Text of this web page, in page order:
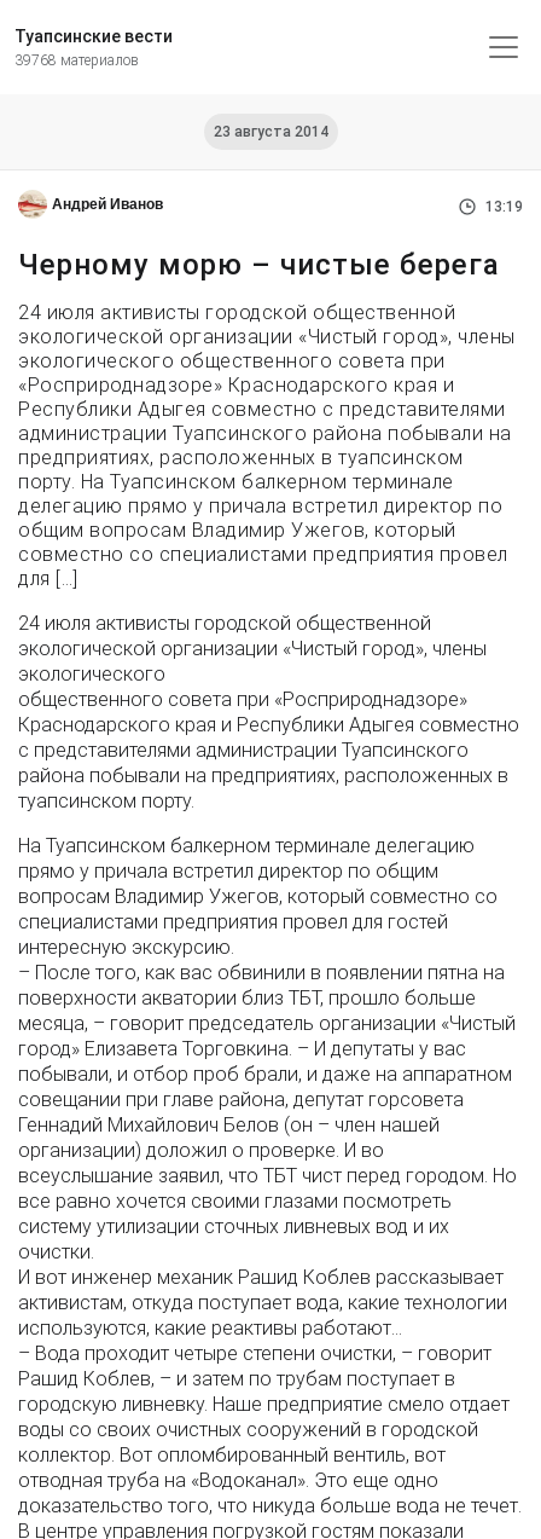
Туапсинские вести
39768 материалов
23 августа 2014
Андрей Иванов 13:19
Черному морю – чистые берега
24 июля активисты городской общественной
экологической организации «Чистый город», члены
экологического общественного совета при
«Росприроднадзоре» Краснодарского края и
Республики Адыгея совместно с представителями
администрации Туапсинского района побывали на
предприятиях, расположенных в туапсинском
порту. На Туапсинском балкерном терминале
делегацию прямо у причала встретил директор по
общим вопросам Владимир Ужегов, который
совместно со специалистами предприятия провел
для […]
24 июля активисты городской общественной
экологической организации «Чистый город», члены
экологического
общественного совета при «Росприроднадзоре»
Краснодарского края и Республики Адыгея совместно
с представителями администрации Туапсинского
района побывали на предприятиях, расположенных в
туапсинском порту.
На Туапсинском балкерном терминале делегацию
прямо у причала встретил директор по общим
вопросам Владимир Ужегов, который совместно со
специалистами предприятия провел для гостей
интересную экскурсию.
– После того, как вас обвинили в появлении пятна на
поверхности акватории близ ТБТ, прошло больше
месяца, – говорит председатель организации «Чистый
город» Елизавета Торговкина. – И депутаты у вас
побывали, и отбор проб брали, и даже на аппаратном
совещании при главе района, депутат горсовета
Геннадий Михайлович Белов (он – член нашей
организации) доложил о проверке. И во
всеуслышание заявил, что ТБТ чист перед городом. Но
все равно хочется своими глазами посмотреть
систему утилизации сточных ливневых вод и их
очистки.
И вот инженер механик Рашид Коблев рассказывает
активистам, откуда поступает вода, какие технологии
используются, какие реактивы работают…
– Вода проходит четыре степени очистки, – говорит
Рашид Коблев, – и затем по трубам поступает в
городскую ливневку. Наше предприятие смело отдает
воды со своих очистных сооружений в городской
коллектор. Вот опломбированный вентиль, вот
отводная труба на «Водоканал». Это еще одно
доказательство того, что никуда больше вода не течет.
В центре управления погрузкой гостям показали